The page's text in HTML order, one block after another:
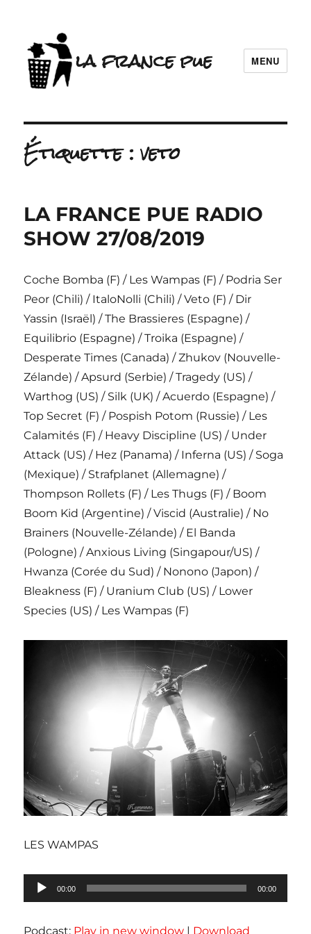
la france pue MENU
Étiquette :veto
LA FRANCE PUE RADIO
SHOW 27/08/2019
Coche Bomba (F) / Les Wampas (F) / Podria Ser
Peor (Chili) / ItaloNolli (Chili) / Veto (F) / Dir
Yassin (Israël) / The Brassieres (Espagne) /
Equilibrio (Espagne) / Troika (Espagne) /
Desperate Times (Canada) / Zhukov (Nouvelle-
Zélande) / Apsurd (Serbie) / Tragedy (US) /
Warthog (US) / Silk (UK) / Acuerdo (Espagne) /
Top Secret (F) / Pospish Potom (Russie) / Les
Calamités (F) / Heavy Discipline (US) / Under
Attack (US) / Hez (Panama) / Inferna (US) / Soga
(Mexique) / Strafplanet (Allemagne) /
Thompson Rollets (F) / Les Thugs (F) / Boom
Boom Kid (Argentine) / Viscid (Australie) / No
Brainers (Nouvelle-Zélande) / El Banda
(Pologne) / Anxious Living (Singapour/US) /
Hwanza (Corée du Sud) / Nonono (Japon) /
Bleakness (F) / Uranium Club (US) / Lower
Species (US) / Les Wampas (F)
LES WAMPAS
Lecteur
audio
00:00 00:00
Podcast: Play in new window | Download